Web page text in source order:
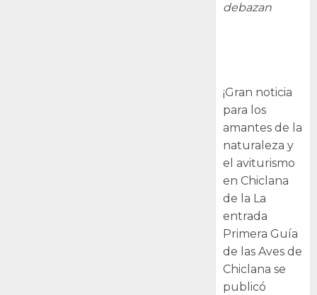
debazan
¡Gran noticia
para los
amantes de la
naturaleza y
el aviturismo
en Chiclana
de la La
entrada
Primera Guía
de las Aves de
Chiclana se
publicó